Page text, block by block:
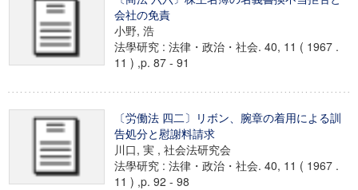
会社の免責
小野, 浩
法學研究 : 法律・政治・社会. 40, 11 ( 1967 .
11 ) ,p. 87 - 91
〔労働法 四二〕リボン、腕章の着用による訓
告処分と慰謝料請求
川口, 実 , 社会法研究会
法學研究 : 法律・政治・社会. 40, 11 ( 1967 .
11 ) ,p. 92 - 98